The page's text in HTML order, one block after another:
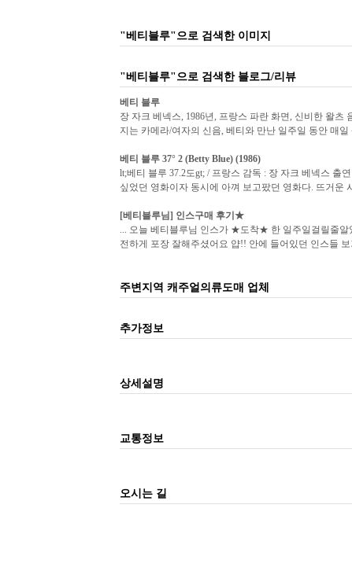
"베티블루"으로 검색한 이미지
"베티블루"으로 검색한 블로그/리뷰
베티 블루
장 자크 베넥스, 1986년, 프랑스 파란 화면, 신비한 왈
지는 카메라/여자의 신음, 베티와 만난 일주일 동안 매일
베티 블루 37° 2 (Betty Blue) (1986)
lt;베티 블루 37.2도gt; / 프랑스 감독 : 장 자크 베넥스 출
싶었던 영화이자 동시에 아껴 보고팠던 영화다. 뜨거운
[베티블루님] 인스구매 후기★
... 오늘 베티블루님 인스가 ★도착★ 한 일주일걸릴줄알
전하게 포장 잘해주셨어요 얍!! 안에 들어있던 인스들 보
주변지역 캐주얼의류도매 업체
추가정보
상세설명
교통정보
오시는 길